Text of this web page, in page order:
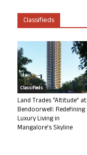
Classifieds
Classifieds
Land Trades “Altitude” at
Bendoorwell: Redefining
Luxury Living in
Mangalore’s Skyline